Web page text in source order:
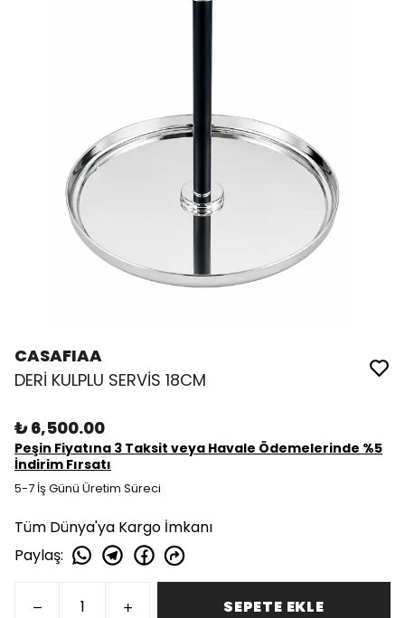
CASAFIAA
DERİ KULPLU SERVİS 18CM
₺ 6,500.00
Peşin Fiyatına 3 Taksit veya Havale Ödemelerinde %5
İndirim Fırsatı
5-7 İş Günü Üretim Süreci
Tüm Dünya'ya Kargo İmkanı
Paylaş:
SEPETE EKLE